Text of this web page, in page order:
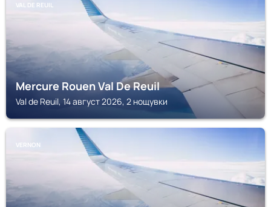
VAL DE REUIL
Mercure Rouen Val De Reuil
Val de Reuil, 14 август 2026, 2 нощувки
VERNON